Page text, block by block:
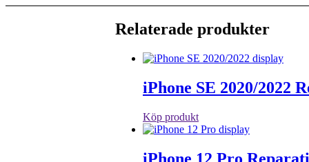
Relaterade produkter
iPhone SE 2020/2022
Köp produkt